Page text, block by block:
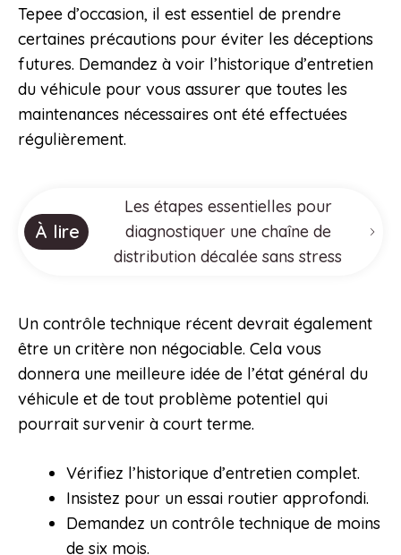
Tepee d’occasion, il est essentiel de prendre
certaines précautions pour éviter les déceptions
futures. Demandez à voir l’historique d’entretien
du véhicule pour vous assurer que toutes les
maintenances nécessaires ont été effectuées
régulièrement.
À lire
Les étapes essentielles pour
diagnostiquer une chaîne de
distribution décalée sans stress
Un contrôle technique récent devrait également
être un critère non négociable. Cela vous
donnera une meilleure idée de l’état général du
véhicule et de tout problème potentiel qui
pourrait survenir à court terme.
Vérifiez l’historique d’entretien complet.
Insistez pour un essai routier approfondi.
Demandez un contrôle technique de moins
de six mois.